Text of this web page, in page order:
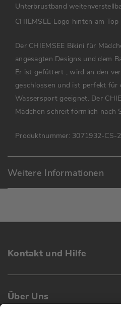
Unterbrustband
CHIEMSEE Logo hinten am Top
Der CHIEMSEE Bikini für
angesagten Designs und dem
Er ist gefüttert , wird an den
geschlossen und ist perfekt für
Wassersport geeignet. Der
Mädchen schreit förmlich nach
Produktnummer: 3071932-CS-
Weitere Informationen
Kontakt und Hilfe
Über Uns